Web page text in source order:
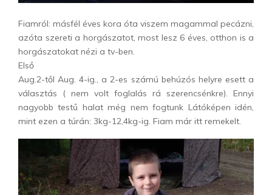
Fiamról: másfél éves kora óta viszem magammal pecázni,
azóta szereti a horgászatot, most lesz 6 éves, otthon is a
horgászatokat nézi a tv-ben.
Első
Aug.2-től Aug. 4-ig., a 2-es számú behúzós helyre esett a
választás ( nem volt foglalás rá szerencsénkre). Ennyi
nagyobb testű halat még nem fogtunk Látóképen idén,
mint ezen a túrán: 3kg-12,4kg-ig. Fiam már itt remekelt.